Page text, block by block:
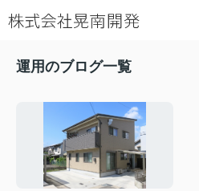
運用のブログ一覧